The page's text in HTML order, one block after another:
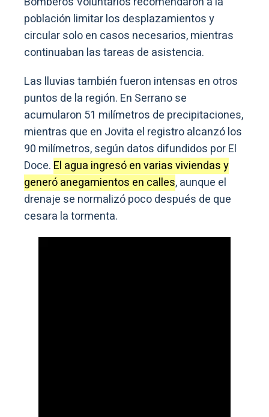
población limitar los desplazamientos y
circular solo en casos necesarios, mientras
continuaban las tareas de asistencia.
Las lluvias también fueron intensas en otros
puntos de la región. En Serrano se
acumularon 51 milímetros de precipitaciones,
mientras que en Jovita el registro alcanzó los
90 milímetros, según datos difundidos por El
Doce. El agua ingresó en varias viviendas y
generó anegamientos en calles, aunque el
drenaje se normalizó poco después de que
cesara la tormenta.